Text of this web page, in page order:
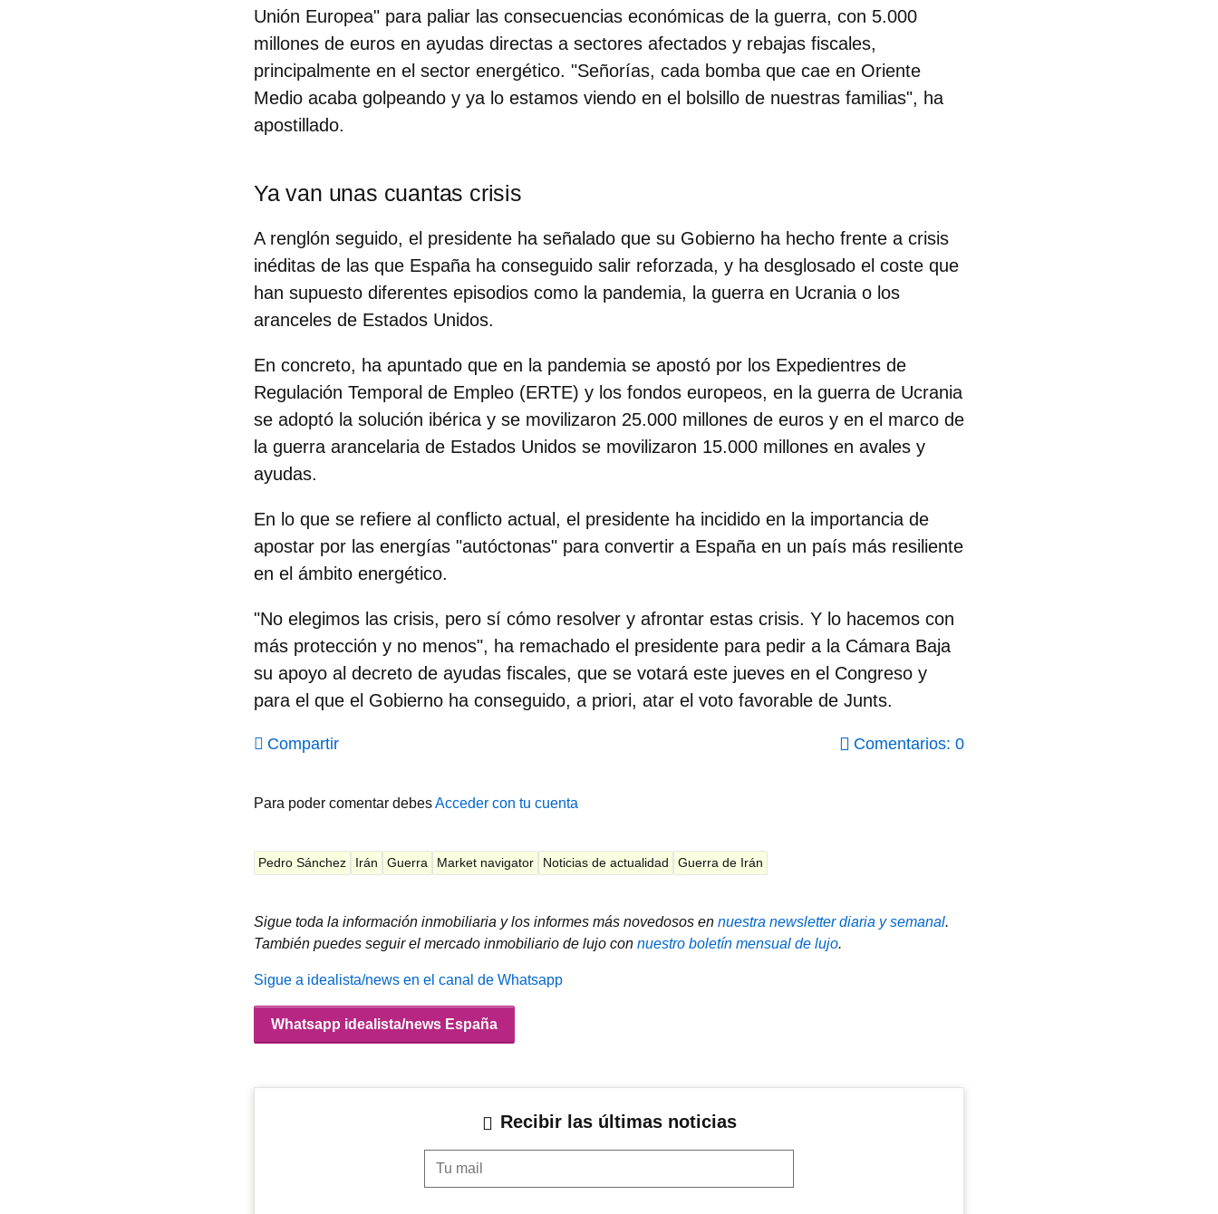
Unión Europea" para paliar las consecuencias económicas de la guerra, con 5.000
millones de euros en ayudas directas a sectores afectados y rebajas fiscales,
principalmente en el sector energético. "Señorías, cada bomba que cae en Oriente
Medio acaba golpeando y ya lo estamos viendo en el bolsillo de nuestras familias", ha
apostillado.
Ya van unas cuantas crisis
A renglón seguido, el presidente ha señalado que su Gobierno ha hecho frente a crisis
inéditas de las que España ha conseguido salir reforzada, y ha desglosado el coste que
han supuesto diferentes episodios como la pandemia, la guerra en Ucrania o los
aranceles de Estados Unidos.
En concreto, ha apuntado que en la pandemia se apostó por los Expedientres de
Regulación Temporal de Empleo (ERTE) y los fondos europeos, en la guerra de Ucrania
se adoptó la solución ibérica y se movilizaron 25.000 millones de euros y en el marco de
la guerra arancelaria de Estados Unidos se movilizaron 15.000 millones en avales y
ayudas.
En lo que se refiere al conflicto actual, el presidente ha incidido en la importancia de
apostar por las energías "autóctonas" para convertir a España en un país más resiliente
en el ámbito energético.
"No elegimos las crisis, pero sí cómo resolver y afrontar estas crisis. Y lo hacemos con
más protección y no menos", ha remachado el presidente para pedir a la Cámara Baja
su apoyo al decreto de ayudas fiscales, que se votará este jueves en el Congreso y
para el que el Gobierno ha conseguido, a priori, atar el voto favorable de Junts.
Compartir Comentarios: 0
Para poder comentar debesAcceder con tu cuenta
Pedro Sánchez Irán Guerra Market navigator Noticias de actualidad Guerra de Irán
Sigue toda la información inmobiliaria y los informes más novedosos en nuestra newsletter diaria y semanal.
También puedes seguir el mercado inmobiliario de lujo con nuestro boletín mensual de lujo.
Sigue a idealista/news en el canal de Whatsapp
Whatsapp idealista/news España
Recibir las últimas noticias
Tu mail